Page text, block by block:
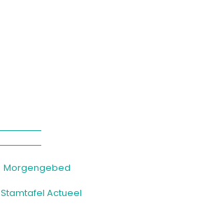
Morgengebed
Stamtafel Actueel